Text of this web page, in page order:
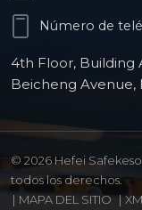
Número de
4th Floor, Building
Beicheng Avenue,
© 2026 Hefei
todos los derechos.
| MAPA DEL SITIO |